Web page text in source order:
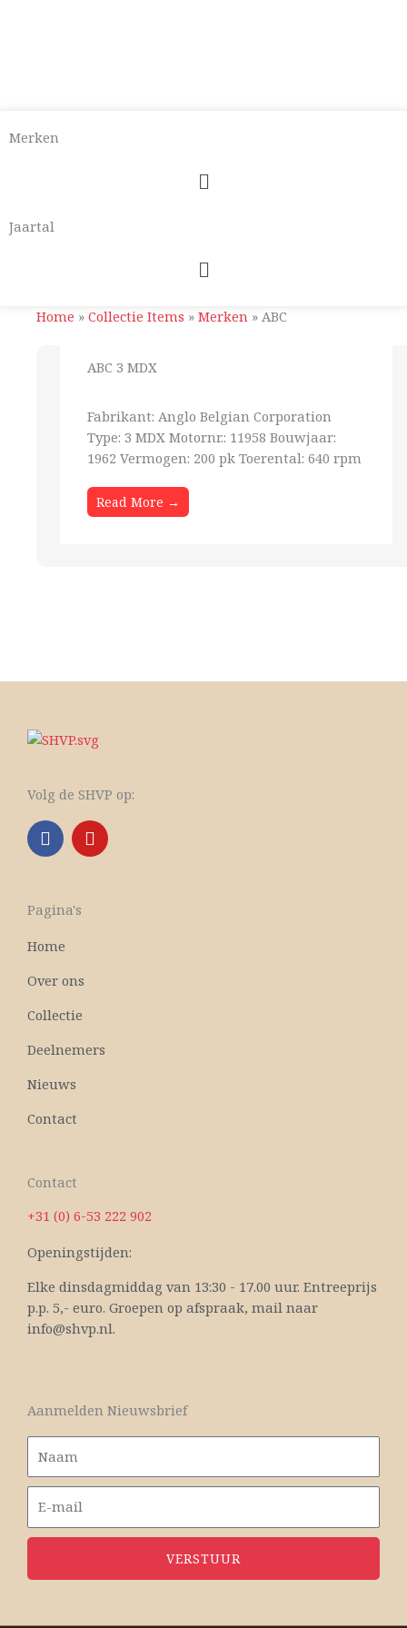
Merken
Menu
Jaartal
Menu
Home » Collectie Items » Merken » ABC
ABC 3 MDX
Fabrikant: Anglo Belgian Corporation
Type: 3 MDX Motornr.: 11958 Bouwjaar:
1962 Vermogen: 200 pk Toerental: 640 rpm
Read More →
Volg de SHVP op:
F
a
c
b
o
k
Y
o
u
Pagina's
Home
Over ons
Collectie
Deelnemers
Nieuws
Contact
Contact
+31 (0) 6-53 222 902
Openingstijden:
Elke dinsdagmiddag van 13:30 - 17.00 uur. Entreeprijs
p.p. 5,- euro. Groepen op afspraak, mail naar
info@shvp.nl.
Aanmelden Nieuwsbrief
VERSTUUR